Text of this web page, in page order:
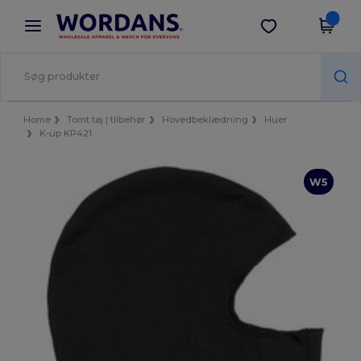
× Wordans-app
Bedre priser i appen!
Hent app
Home Tomt tøj | tilbehør Hovedbeklædning
Huer
K-up KP421
W5